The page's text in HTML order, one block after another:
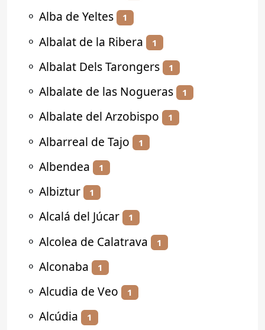
⚬ Alba de Yeltes 1
⚬ Albalat de la Ribera 1
⚬ Albalat Dels Tarongers 1
⚬ Albalate de las Nogueras 1
⚬ Albalate del Arzobispo 1
⚬ Albarreal de Tajo 1
⚬ Albendea 1
⚬ Albiztur 1
⚬ Alcalá del Júcar 1
⚬ Alcolea de Calatrava 1
⚬ Alconaba 1
⚬ Alcudia de Veo 1
⚬ Alcúdia 1